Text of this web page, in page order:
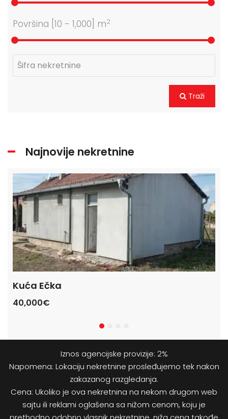
Površina [ 10 - 1,000 ] m2
Traži
Najnovije nekretnine
Kuća Ečka
40,000€
Iznos agencijske provizije: 2%
Napomena: Lokaciju nekretnine prosleđujemo tek nakon
zakazanog razgledanja.
Cena: Ukoliko je ova nekretnina na nekom drugom web
sajtu ili reklami oglašena sa nižom cenom, koju je